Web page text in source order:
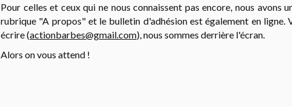
Pour celles et ceux qui ne nous connaissent pas encore, nous avons
rubrique "A propos" et le bulletin d'adhésion est également en ligne.
écrire (actionbarbes@gmail.com), nous sommes derrière l'écran.
Alors on vous attend !